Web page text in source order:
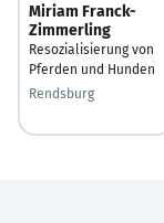
Miriam Franck-
Zimmerling
Resozialisierung von
Pferden und Hunden
Rendsburg